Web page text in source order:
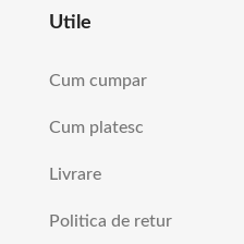
Utile
Cum cumpar
Cum platesc
Livrare
Politica de retur